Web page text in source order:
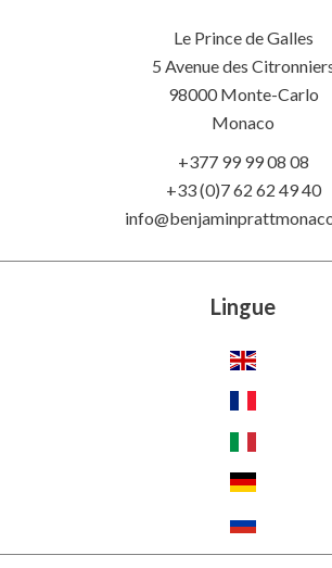
Le Prince de Galles
5 Avenue des
98000 Monte-Carlo
Monaco
+377 99 99 08 08
+33 (0)7 62 62 49 40
Lingue